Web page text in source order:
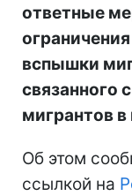
ответные
вспышки
связанного
мигрантов в
Об этом
ссылкой на